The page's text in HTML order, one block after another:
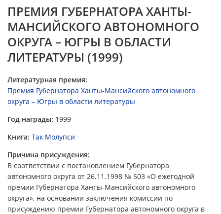
ПРЕМИЯ ГУБЕРНАТОРА ХАНТЫ-
МАНСИЙСКОГО АВТОНОМНОГО
ОКРУГА – ЮГРЫ В ОБЛАСТИ
ЛИТЕРАТУРЫ (1999)
Литературная премия:
Премия Губернатора Ханты-Мансийского автономного
округа – Югры в области литературы
Год награды: 1999
Книга: Так Молупси
Причина присуждения:
В соответствии с постановлением Губернатора
автономного округа от 26.11.1998 № 503 «О ежегодной
премии Губернатора Ханты-Мансийского автономного
округа», на основании заключения комиссии по
присуждению премии Губернатора автономного округа в